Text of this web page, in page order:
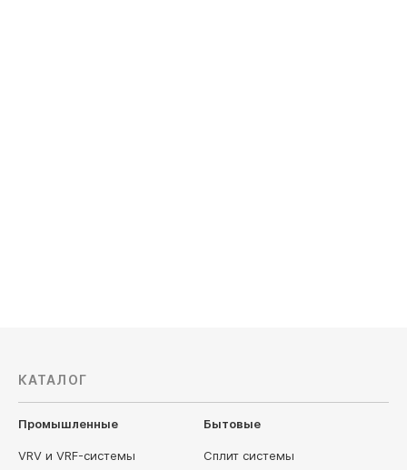
КАТАЛОГ
Промышленные
VRV и VRF-системы
Бытовые
Сплит системы